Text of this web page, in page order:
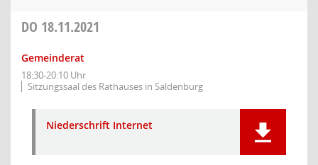
DO 18.11.2021
Gemeinderat
18:30-20:10 Uhr
Sitzungssaal des Rathauses in Saldenburg
Niederschrift Internet